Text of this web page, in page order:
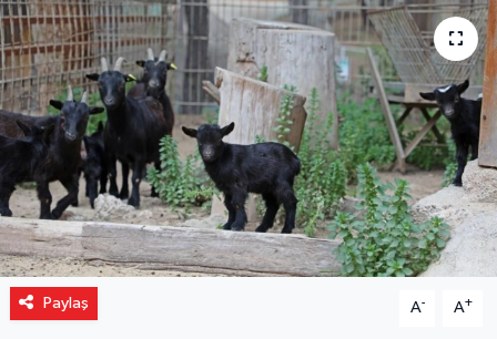
Paylaş A- A+
Gündem
Politika
Spor
Turizm